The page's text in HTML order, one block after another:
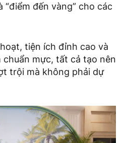
“điểm đến vàng” cho các
tiện ích đỉnh cao và
mực, tất cả tạo nên
trội mà không phải dự